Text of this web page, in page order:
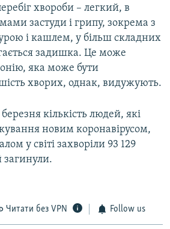
хвороби – легкий, в
застуди і грипу, зокрема з
і кашлем, у більш складних
задишка. Це може
яка може бути
хворих, однак, видужують.
кількість людей, які
новим коронавірусом,
у світі захворіли 93 129
Читати без VPN Follow us